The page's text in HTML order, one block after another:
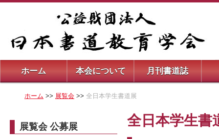
ホーム 本会について 月刊書道誌
ホーム >> 展覧会 >> 全日本学生書道展
全日本学生書
展覧会 公募展